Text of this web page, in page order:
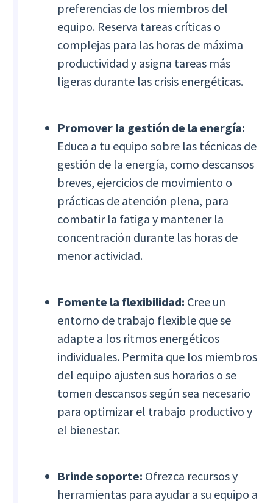
preferencias de los miembros del
equipo. Reserva tareas críticas o
complejas para las horas de máxima
productividad y asigna tareas más
ligeras durante las crisis energéticas.
Promover la gestión de la energía:
Educa a tu equipo sobre las técnicas de
gestión de la energía, como descansos
breves, ejercicios de movimiento o
prácticas de atención plena, para
combatir la fatiga y mantener la
concentración durante las horas de
menor actividad.
Fomente la flexibilidad: Cree un
entorno de trabajo flexible que se
adapte a los ritmos energéticos
individuales. Permita que los miembros
del equipo ajusten sus horarios o se
tomen descansos según sea necesario
para optimizar el trabajo productivo y
el bienestar.
Brinde soporte: Ofrezca recursos y
herramientas para ayudar a su equipo a